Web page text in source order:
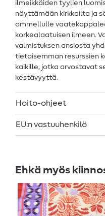
ilmeikkäiden tyylien
näyttämään kirkkailta ja
ommellulle
korkealaatuisen ilmeen.
valmistuksen ansiosta
tietoisemman resurssien
kaikille, jotka arvostavat
kestävyyttä.
Hoito-ohjeet
EU:n vastuuhenkilö
Ehkä myös